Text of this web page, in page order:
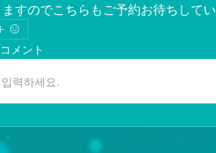
ますのでこちらもご予約お待ちして
メント
력하세요.